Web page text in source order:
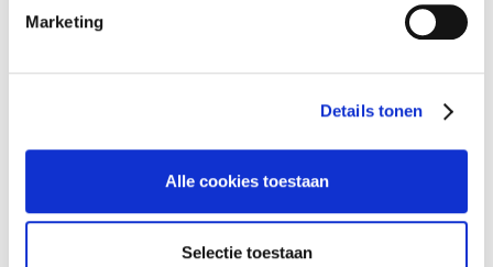
Marketing
Details tonen
Alle cookies toestaan
Selectie toestaan
levenscyclus
MVO-paspoort
Preventie van